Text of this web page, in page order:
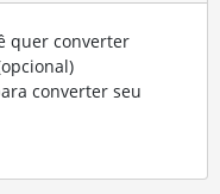
quer converter
converter seu